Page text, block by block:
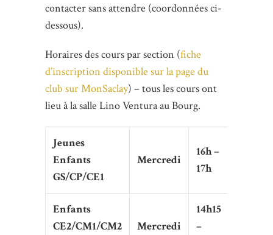
contacter sans attendre (coordonnées ci-
dessous).
Horaires des cours par section (fiche
d’inscription disponible sur la page du
club sur MonSaclay) – tous les cours ont
lieu à la salle Lino Ventura au Bourg.
Jeunes
Enfants
GS/CP/CE1
Mercredi
16h –
17h
Enfants
CE2/CM1/CM2
Mercredi
14h15
–